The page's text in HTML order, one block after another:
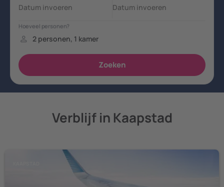
Verblijf in Kaapstad